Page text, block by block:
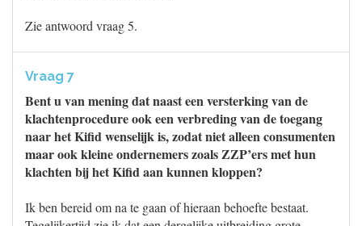
Zie antwoord vraag 5.
Vraag 7
Bent u van mening dat naast een versterking van de
klachtenprocedure ook een verbreding van de toegang
naar het Kifid wenselijk is, zodat niet alleen consumenten
maar ook kleine ondernemers zoals ZZP’ers met hun
klachten bij het Kifid aan kunnen kloppen?
Ik ben bereid om na te gaan of hieraan behoefte bestaat.